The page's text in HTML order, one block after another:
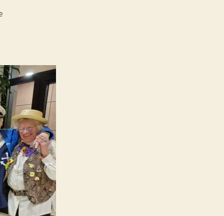
zu
Oberlar
–
Karnevalistisches
SonntagsCafé